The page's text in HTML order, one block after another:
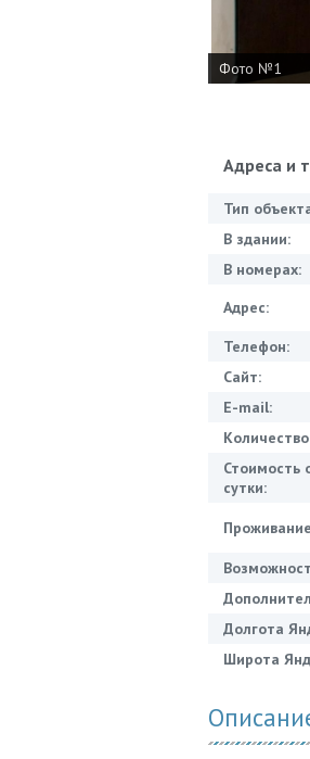
Фото №1
Адреса и
Тип
В здании:
В номерах:
Адрес:
Телефон:
Сайт:
E-mail:
Стоимость
сутки:
Долгота
Широта